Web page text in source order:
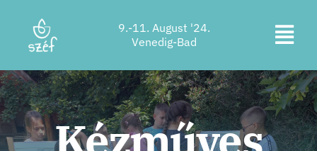
Inhalt
springen
Ticketkauf
Programm
Unterkunft
9.-11. August '24.
Venedig-Bad